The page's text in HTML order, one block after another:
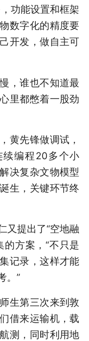
功能设置和框架
数字化的精度要
开发，做自主可
谁也不知道最
里都憋着一股劲
先锋做调试，
编程20多个小
决复杂文物模型
生，关键环节终
提出了“空地融
的方案，“不只是
记录，这样才能
。”
第三次来到敦
借来运输机，载
测，同时利用地